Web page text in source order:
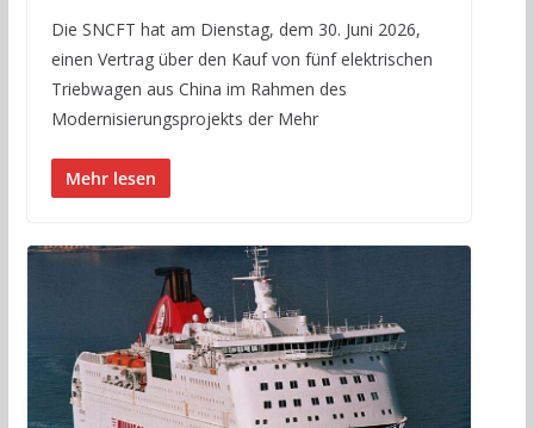
Die SNCFT hat am Dienstag, dem 30. Juni 2026,
einen Vertrag über den Kauf von fünf elektrischen
Triebwagen aus China im Rahmen des
Modernisierungsprojekts der Mehr
Mehr lesen